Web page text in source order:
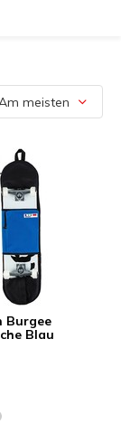
Burgee
Blau